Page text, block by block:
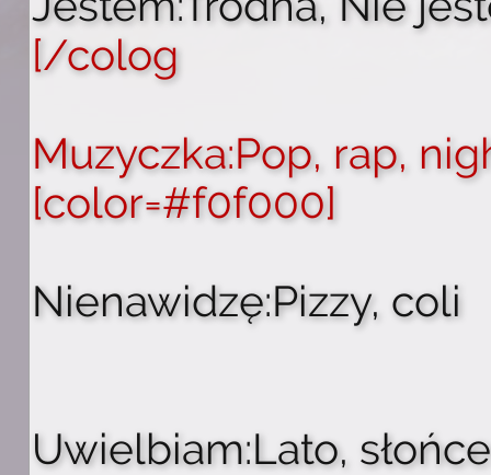
[/colog
Muzyczka:Pop, rap,
[color=#f0f000]
Nienawidzę:Pizzy, coli
Uwielbiam:Lato,